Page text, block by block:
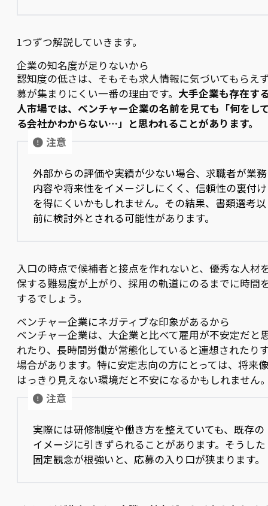
1つずつ解説していきます。
企業の知名度が足りないから
認知度の低さは、そもそも求人情報に気づいてもらえ
募が集まりにくい一番の理由です。 大手企業も存在す
人市場では、ベンチャー企業の名前を見ても「何をし
る会社かわからない…」と思われることがあります。
注意
外部からの評価や実績が少ない場合、求職者が業務
内容や将来性をイメージしにくく、信頼性の裏付け
を得にくいかもしれません。その結果、書類選考以
前に検討外とされる可能性があります。
入口の時点で候補者と接点を作れないと、優秀な人材
保する難易度が上がり、採用の軌道にのるまでに時間
するでしょう。
ベンチャー企業にネガティブな印象があるから
ベンチャー企業は、大企業と比べて雇用が不安定だと
れたり、長時間労働が常態化していると連想されたり
場合があります。特に安定志向の方にとっては、将来
はっきり見えない環境だと不安になるかもしれません
注意
実際には研修制度や働き方を整えていても、既存の
イメージに引きずられることがあります。そうした
固定観念が根強いと、応募の入り口が狭まります。